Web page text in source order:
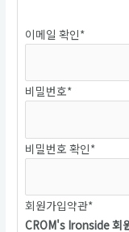
이메일 확인*
비밀번호*
비밀번호 확인*
회원가입약관*
CROM's Ironside 회